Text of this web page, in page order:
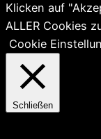
Klicken auf
ALLER Cookies
Cookie
Schließen